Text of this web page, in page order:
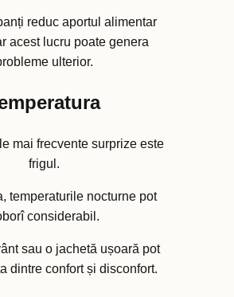
reduc aportul alimentar
acest lucru poate genera
ulterior.
mai frecvente surprize este
frigul.
temperaturile nocturne pot
considerabil.
sau o jachetă ușoară pot
dintre confort și disconfort.